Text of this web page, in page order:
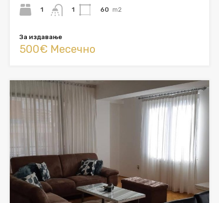
1
1
60 m2
За издавање
500€ Месечно